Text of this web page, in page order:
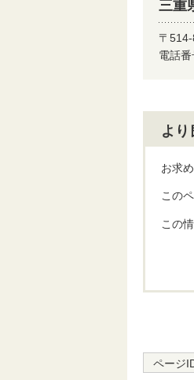
三重
〒
電話番
より
お求
この
この
ページ